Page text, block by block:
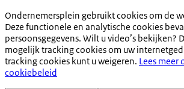
Ondernemersplein gebruikt cookies om de
Deze functionele en analytische cookies
persoonsgegevens. Wilt u video’s bekijken?
mogelijk tracking cookies om uw
tracking cookies kunt u weigeren. Lees meer
cookiebeleid